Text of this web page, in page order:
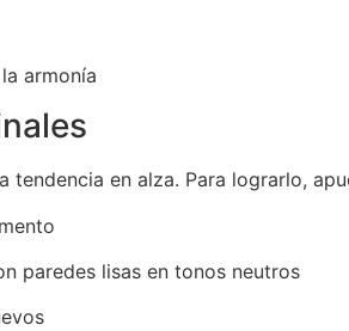
armonía
en alza. Para lograrlo,
paredes lisas en tonos neutros